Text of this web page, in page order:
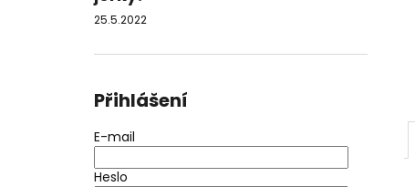
25.5.2022
Přihlášení
E-mail
Heslo